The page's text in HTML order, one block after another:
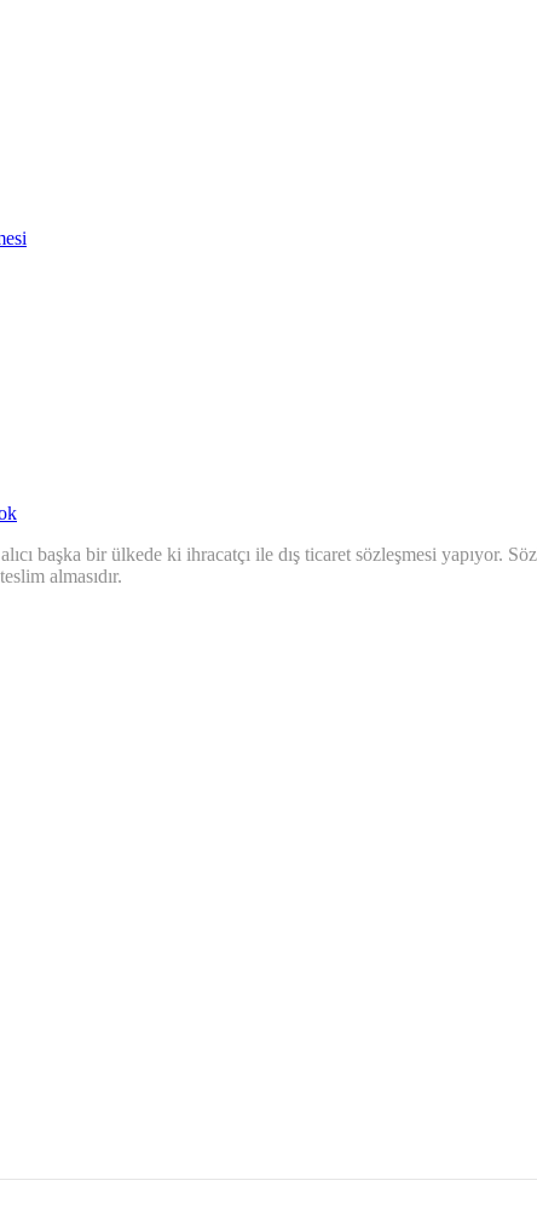
başka bir ülkede ki ihracatçı ile dış ticaret sözleşmesi yapıyor.
almasıdır.